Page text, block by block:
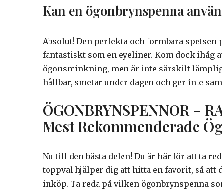
Kan en ögonbrynspenna
Absolut! Den perfekta och formbara spetsen
fantastiskt som en eyeliner. Kom dock ihåg
ögonsminkning, men är inte särskilt
hållbar, smetar under dagen och ger inte
ÖGONBRYNSPENNOR –
Mest Rekommenderade
Nu till den bästa delen! Du är här för att ta
toppval hjälper dig att hitta en favorit, så att
inköp. Ta reda på vilken ögonbrynspenna